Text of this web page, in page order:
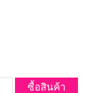
ซื้อสินค้า